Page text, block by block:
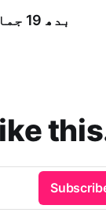
بدھ­ 19 جمادى الاول 1438 ہجری ­ 15 فروری 2017ء شمارہ: (13959)